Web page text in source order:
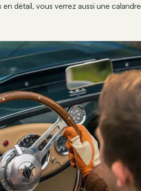
détail, vous verrez aussi une